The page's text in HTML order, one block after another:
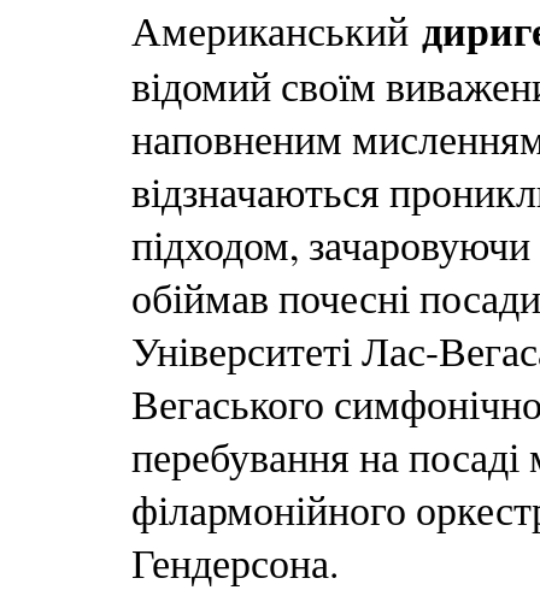
Американський
відомий своїм
наповненим
відзначаються
підходом,
обіймав почесні
Університеті Лас-
Вегаського
перебування на посаді
філармонійного
Гендерсона.